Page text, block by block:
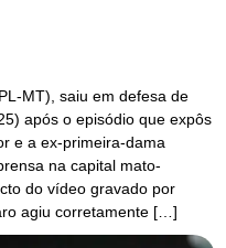
MT), saiu em defesa de
após o episódio que expôs
e a ex-primeira-dama
na capital mato-
do vídeo gravado por
agiu corretamente […]